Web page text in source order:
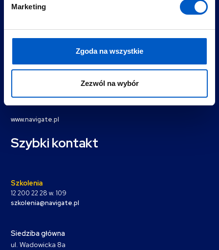
Marketing
Zgoda na wszystkie
Zezwól na wybór
Cennik Szkoleń
Certyfikaty
www.navigate.pl
Szybki kontakt
Szkolenia
12 200 22 28 w. 109
szkolenia@navigate.pl
Siedziba główna
ul. Wadowicka 8a